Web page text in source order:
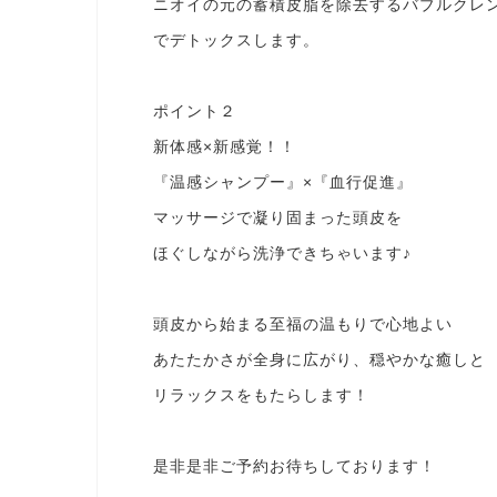
ニオイの元の蓄積皮脂を除去するバブルクレ
でデトックスします。
ポイント２
新体感×新感覚！！
『温感シャンプー』×『血行促進』
マッサージで凝り固まった頭皮を
ほぐしながら洗浄できちゃいます♪
頭皮から始まる至福の温もりで心地よい
あたたかさが全身に広がり、穏やかな癒しと
リラックスをもたらします！
是非是非ご予約お待ちしております！